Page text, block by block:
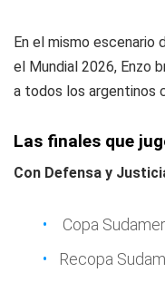
En el mismo escenario
el Mundial 2026, Enzo
a todos los argentinos
Las finales que
Con Defensa y
Copa
Recopa